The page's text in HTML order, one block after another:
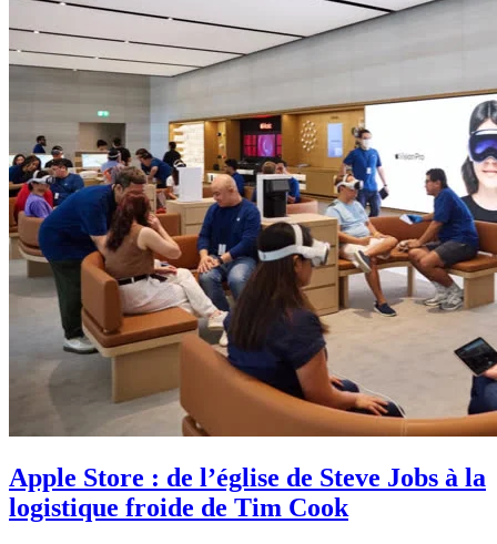
Apple Store : de l’église de Steve Jobs à la
logistique froide de Tim Cook